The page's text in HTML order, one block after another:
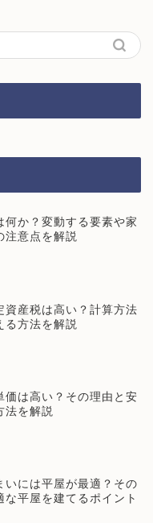
何か？変動する要素や家
注意点を解説
資産税は高い？計算方法
る方法を解説
価は高い？その理由と安
法を解説
いには平屋が最適？その
な平屋を建てるポイント